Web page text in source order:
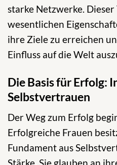
starke Netzwerke.
wesentlichen
ihre Ziele zu erreichen
Einfluss auf die Welt
Die Basis für Erfolg:
Selbstvertrauen
Der Weg zum Erfolg
Erfolgreiche Frauen
Fundament aus